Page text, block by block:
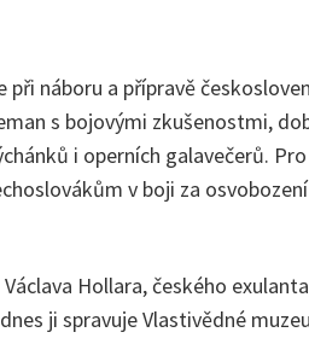
náboru a přípravě
s bojovými zkušenostmi,
i operních galavečerů.
v boji za
Hollara, českého
ji spravuje Vlastivědné